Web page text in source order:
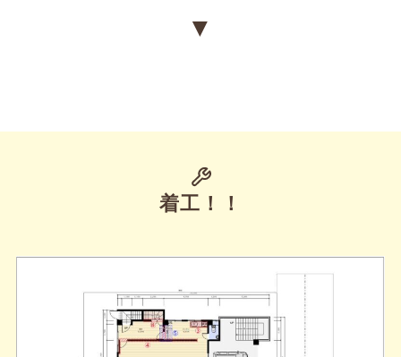
▼
着工！！